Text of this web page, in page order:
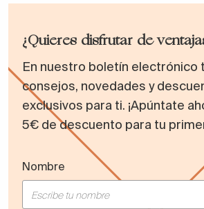
¿Quieres disfrutar de
En nuestro boletín electrónico
consejos, novedades y
exclusivos para ti. ¡Apúntate
5€ de descuento para tu
Nombre